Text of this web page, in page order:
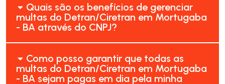
Quais são os benefícios de gerenciar
multas do Detran/Ciretran em Mortugaba
- BA através do CNPJ?
Como posso garantir que todas as
multas do Detran/Ciretran em Mortugaba
- BA sejam pagas em dia pela minha